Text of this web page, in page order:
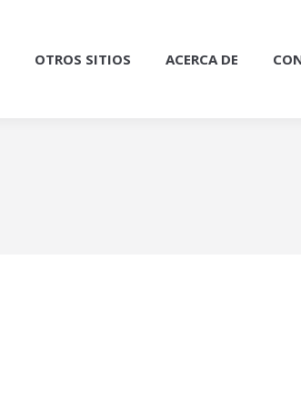
OTROS SITIOS ACERCA DE